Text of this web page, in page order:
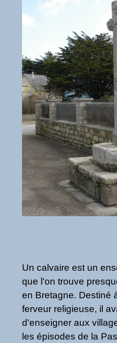
Un calvaire est un
que l'on trouve
en Bretagne. Destiné
ferveur religieuse, il
d'enseigner aux
les épisodes de la